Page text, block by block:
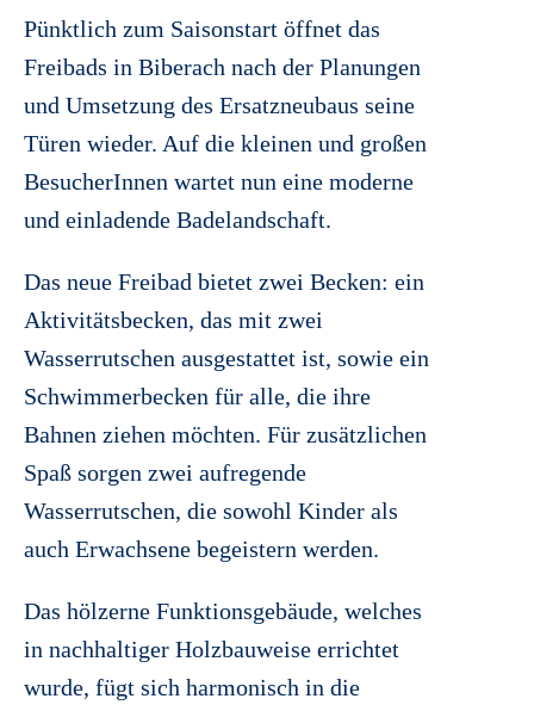
Pünktlich zum Saisonstart öffnet das
Freibads in Biberach nach der Planungen
und Umsetzung des Ersatzneubaus seine
Türen wieder. Auf die kleinen und großen
BesucherInnen wartet nun eine moderne
und einladende Badelandschaft.
Das neue Freibad bietet zwei Becken: ein
Aktivitätsbecken, das mit zwei
Wasserrutschen ausgestattet ist, sowie ein
Schwimmerbecken für alle, die ihre
Bahnen ziehen möchten. Für zusätzlichen
Spaß sorgen zwei aufregende
Wasserrutschen, die sowohl Kinder als
auch Erwachsene begeistern werden.
Das hölzerne Funktionsgebäude, welches
in nachhaltiger Holzbauweise errichtet
wurde, fügt sich harmonisch in die